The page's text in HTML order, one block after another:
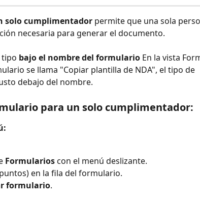
solo cumplimentador permite que una sola
necesaria para generar el documento.
tipo bajo el nombre del formulario En la vista
se llama "Copiar plantilla de NDA", el tipo de
debajo del nombre.
para un solo cumplimentador:
Formularios con el menú deslizante.
en la fila del formulario.
formulario.